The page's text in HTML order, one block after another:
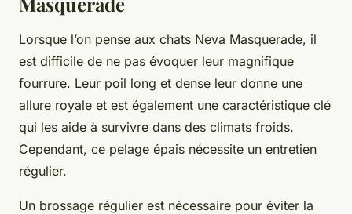
Lorsque l’on pense aux chats Neva Masquerade, il
est difficile de ne pas évoquer leur magnifique
fourrure. Leur poil long et dense leur donne une
allure royale et est également une caractéristique clé
qui les aide à survivre dans des climats froids.
Cependant, ce pelage épais nécessite un entretien
régulier.
Un brossage régulier est nécessaire pour éviter la